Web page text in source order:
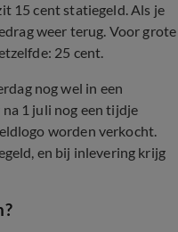
15 cent statiegeld. Als je
weer terug. Voor grote
25 cent.
nog wel in een
1 juli nog een tijdje
worden verkocht.
en bij inlevering krijg